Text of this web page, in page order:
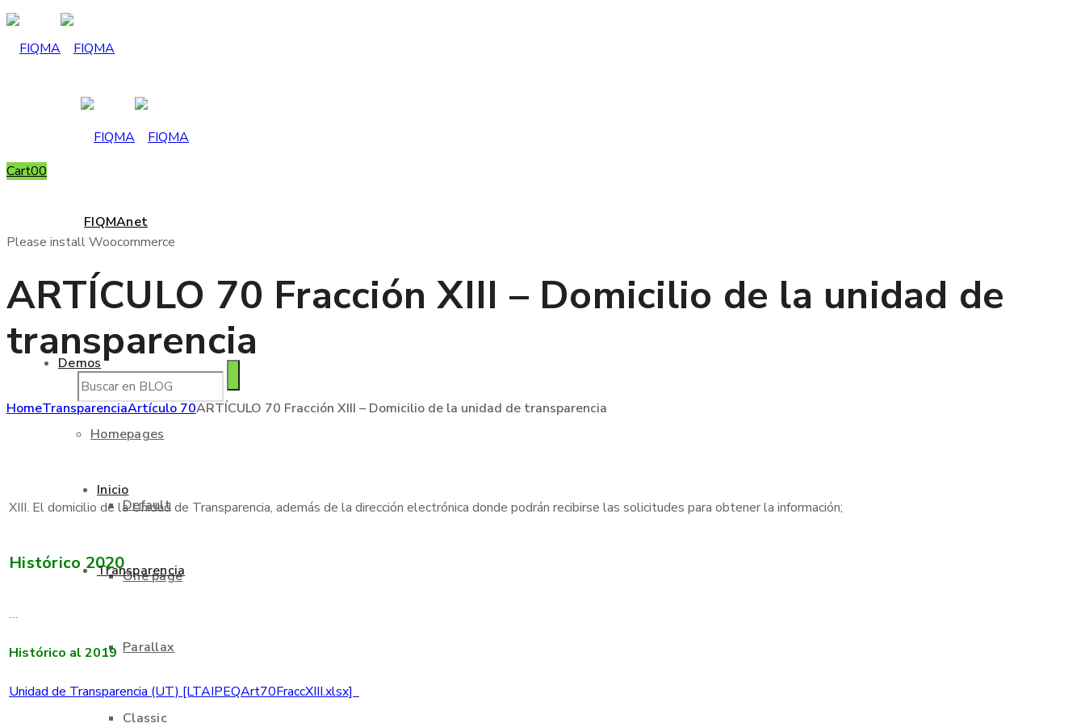
Cart00
Please install Woocommerce
Demos
Homepages
Default
One page
Parallax
Classic
FIQMAnet
Inicio
Transparencia
ARTÍCULO 70 Fracción XIII – Domicilio de la unidad de
transparencia
HomeTransparenciaArtículo 70ARTÍCULO 70 Fracción XIII – Domicilio de la unidad de transparencia
XIII. El domicilio de la Unidad de Transparencia, además de la dirección electrónica donde podrán recibirse las solicitudes para obtener la información;
Histórico 2020
…
Histórico al 2019
Unidad de Transparencia (UT) [LTAIPEQArt70FraccXIII.xlsx]